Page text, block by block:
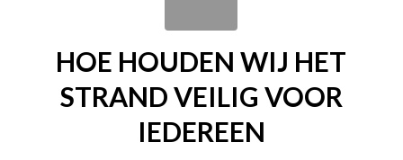
HOE HOUDEN WIJ HET
STRAND VEILIG VOOR
IEDEREEN